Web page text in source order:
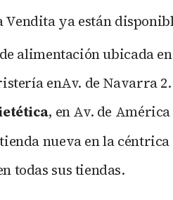
Vendita ya están
alimentación ubicada
enAv. de Navarra 2.
, en Av. de América
nueva en la céntrica
todas sus tiendas.